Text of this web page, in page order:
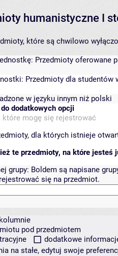
humanistyczne I
które są chwilowo
Przedmioty oferowane
Przedmioty dla studentów
w języku innym niż polski
dodatkowych opcji
które mogę się rejestrować
dla których istnieje
te przedmioty, na które jesteś
grupy: Boldem są napisane
się na przedmiot.
pod przedmiotem
dodatkowe
na stałe, edytuj swoje